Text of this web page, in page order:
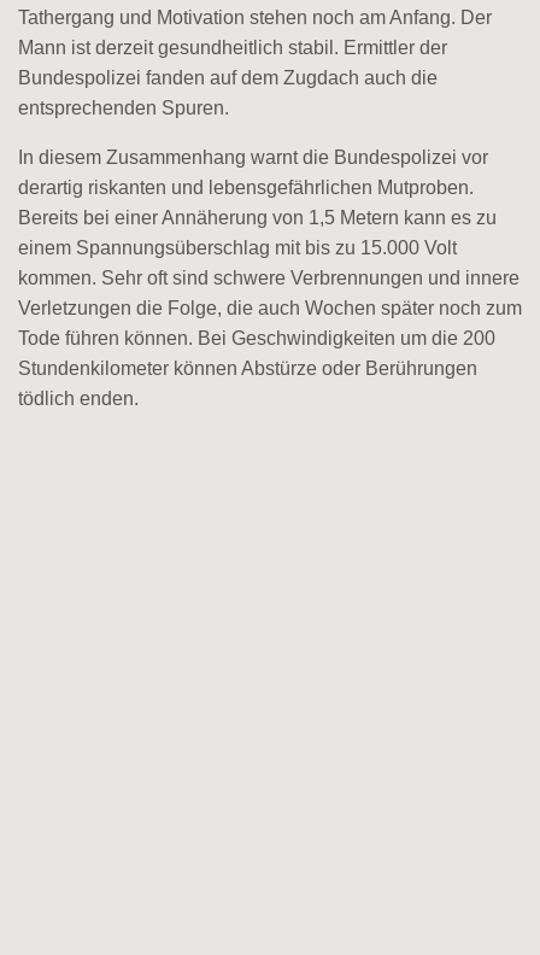
Tathergang und Motivation stehen noch am Anfang. Der
Mann ist derzeit gesundheitlich stabil. Ermittler der
Bundespolizei fanden auf dem Zugdach auch die
entsprechenden Spuren.
In diesem Zusammenhang warnt die Bundespolizei vor
derartig riskanten und lebensgefährlichen Mutproben.
Bereits bei einer Annäherung von 1,5 Metern kann es zu
einem Spannungsüberschlag mit bis zu 15.000 Volt
kommen. Sehr oft sind schwere Verbrennungen und innere
Verletzungen die Folge, die auch Wochen später noch zum
Tode führen können. Bei Geschwindigkeiten um die 200
Stundenkilometer können Abstürze oder Berührungen
tödlich enden.